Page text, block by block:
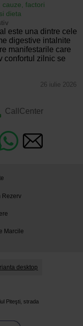
cauze, factori
dieta
este una dintre cele
digestive intalnite
manifestarile care
confortul zilnic se
26 iulie 2026
CallCenter
Rezerv
Marcile
desktop
Piteşti, strada